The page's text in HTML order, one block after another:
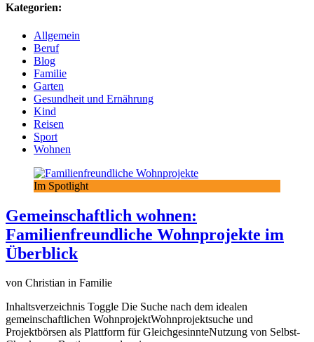
Kategorien:
Allgemein
Beruf
Blog
Familie
Garten
Gesundheit und Ernährung
Kind
Reisen
Sport
Wohnen
Im Spotlight
Gemeinschaftlich wohnen:
Familienfreundliche Wohnprojekte im
Überblick
von Christian in Familie
Inhaltsverzeichnis Toggle Die Suche nach dem idealen
gemeinschaftlichen WohnprojektWohnprojektsuche und
Projektbörsen als Plattform für GleichgesinnteNutzung von Selbst-